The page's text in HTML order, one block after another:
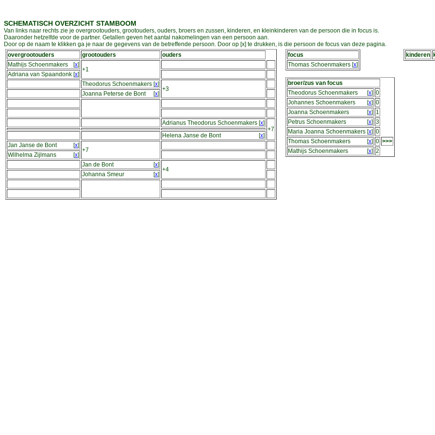
SCHEMATISCH OVERZICHT STAMBOOM
Van links naar rechts zie je overgrootouders, grootouders, ouders, broers en zussen, kinderen, en kleinkinderen van de persoon die in focus is.
Daaronder hetzelfde voor de partner. Getallen geven het aantal nakomelingen van een persoon aan.
Door op de naam te klikken ga je naar de gegevens van de betreffende persoon. Door op [x] te drukken, is die persoon de focus van deze pagina.
overgrootouders
grootouders
ouders
Mathijs Schoenmakers
[x]
+1
Adriana van Spaandonk [x]
Theodorus Schoenmakers [x]
+3
Joanna Peterse de Bont [x]
Adrianus Theodorus Schoenmakers [x]
+7
Helena Janse de Bont
[x]
Jan Janse de Bont
[x]
+7
Wilhelma Zijlmans [x]
Jan de Bont
[x]
+4
Johanna Smeur [x]
focus
Thomas Schoenmakers [x]
broer/zus van focus
Theodorus Schoenmakers
[x] 0
Johannes Schoenmakers
[x] 0
Joanna Schoenmakers
[x] 1
Petrus Schoenmakers
[x] 3
Maria Joanna Schoenmakers [x] 0
Thomas Schoenmakers
[x] 0 >>>
Mathijs Schoenmakers
[x] 2
kinderen